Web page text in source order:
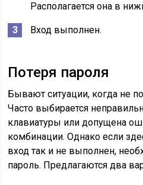
Располагается она в
Вход выполнен.
Потеря пароля
Бывают ситуации, когда не
Часто выбирается
клавиатуры или допущена
комбинации. Однако если
вход так и не выполнен,
пароль. Предлагаются два